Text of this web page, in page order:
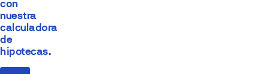
con
nuestra
calculadora
de
hipotecas.